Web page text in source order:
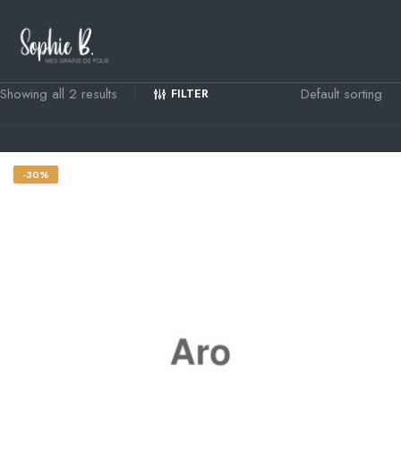
Showing all 2 results FILTER
-30%